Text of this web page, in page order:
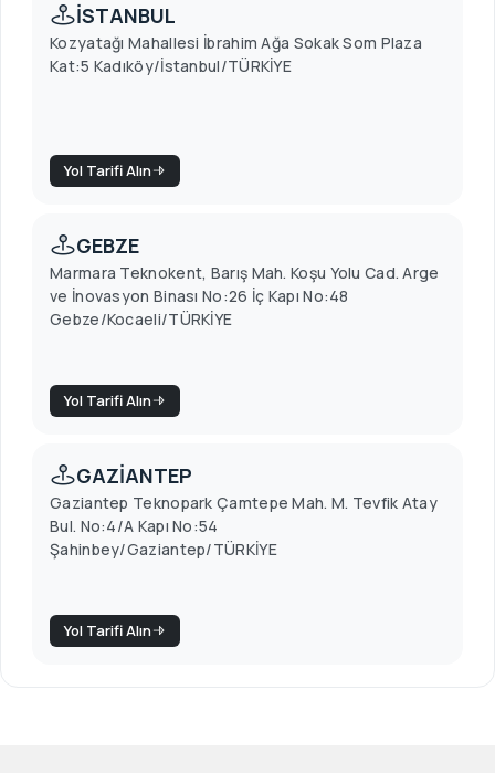
İSTANBUL
Kozyatağı Mahallesi İbrahim Ağa Sokak Som Plaza
Kat:5 Kadıköy/İstanbul/TÜRKİYE
Yol Tarifi Alın
GEBZE
Marmara Teknokent, Barış Mah. Koşu Yolu Cad. Arge
ve İnovasyon Binası No:26 İç Kapı No:48
Gebze/Kocaeli/TÜRKİYE
Yol Tarifi Alın
GAZİANTEP
Gaziantep Teknopark Çamtepe Mah. M. Tevfik Atay
Bul. No:4/A Kapı No:54
Şahinbey/Gaziantep/TÜRKİYE
Yol Tarifi Alın